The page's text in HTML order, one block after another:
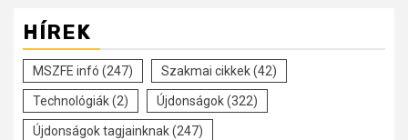
HÍREK
MSZFE infó (247) Szakmai cikkek(42)
Technológiák(2) Újdonságok(322)
Újdonságok tagjainknak(247)